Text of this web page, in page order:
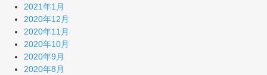
2021年1月
2020年12月
2020年11月
2020年10月
2020年9月
2020年8月